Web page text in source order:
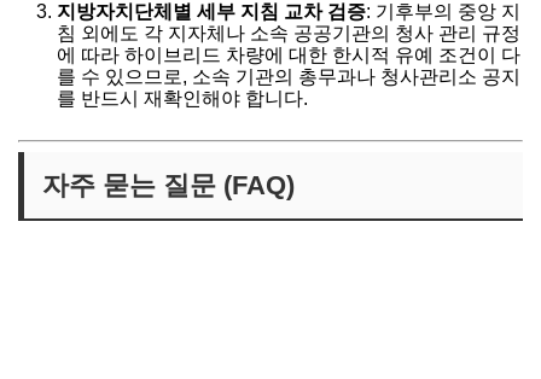
지방자치단체별 세부 지침 교차 검증: 기후부의 중앙 지
침 외에도 각 지자체나 소속 공공기관의 청사 관리 규정
에 따라 하이브리드 차량에 대한 한시적 유예 조건이 다
를 수 있으므로, 소속 기관의 총무과나 청사관리소 공지
를 반드시 재확인해야 합니다.
자주 묻는 질문 (FAQ)